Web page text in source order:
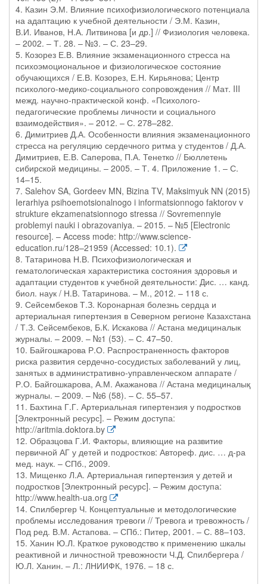
4. Казин Э.М. Влияние психофизиологического потенциала
на адаптацию к учебной деятельности / Э.М. Казин,
В.И. Иванов, Н.А. Литвинова [и др.] // Физиология человека.
– 2002. – Т. 28. – №3. – С. 23–29.
5. Козорез Е.В. Влияние экзаменационного стресса на
психоэмоциональное и физиологическое состояние
обучающихся / Е.В. Козорез, Е.Н. Кирьянова; Центр
психолого-медико-социального сопровождения // Мат. III
межд. научно-практической конф. «Психолого-
педагогические проблемы личности и социального
взаимодействия». – 2012. – С. 278–282.
6. Димитриев Д.А. Особенности влияния экзаменационного
стресса на регуляцию сердечного ритма у студентов / Д.А.
Димитриев, Е.В. Саперова, П.А. Тенетко // Бюллетень
сибирской медицины. – 2005. – Т. 4. Приложение 1. – С.
14–15.
7. Salehov SA, Gordeev MN, Bizina TV, Maksimyuk NN (2015)
Ierarhiya psihoemotsionalnogo i informatsionnogo faktorov v
strukture ekzamenatsionnogo stressa // Sovremennyie
problemyi nauki i obrazovaniya. – 2015. – №5 [Electronic
resource]. – Access mode: http://www.science-
education.ru/128–21959 (Accessed: 10.1).
8. Татаринова Н.В. Психофизиологическая и
гематологическая характеристика состояния здоровья и
адаптации студентов к учебной деятельности: Дис. … канд.
биол. наук / Н.В. Татаринова. – М., 2012. – 118 с.
9. Сейсембеков Т.З. Коронарная болезнь сердца и
артериальная гипертензия в Северном регионе Казахстана
/ Т.З. Сейсембеков, Б.К. Искакова // Астана медициналык
журналы. – 2009. – №1 (53). – С. 47–50.
10. Байгошкарова Р.О. Распространенность факторов
риска развития сердечно-сосудистых заболеваний у лиц,
занятых в административно-управленческом аппарате /
Р.О. Байгошкарова, А.М. Акажанова // Астана медициналық
журналы. – 2009. – №6 (58). – С. 55–57.
11. Бахтина Г.Г. Артериальная гипертензия у подростков
[Электронный ресурс]. – Режим доступа:
http://aritmia.doktora.by
12. Образцова Г.И. Факторы, влияющие на развитие
первичной АГ у детей и подростков: Автореф. дис. … д-ра
мед. наук. – СПб., 2009.
13. Мищенко Л.А. Артериальная гипертензия у детей и
подростков [Электронный ресурс]. – Режим доступа:
http://www.health-ua.org
14. Спилбергер Ч. Концептуальные и методологические
проблемы исследования тревоги // Тревога и тревожность /
Под ред. В.М. Астапова. – СПб.: Питер, 2001. – С. 88–103.
15. Ханин Ю.Л. Краткое руководство к применению шкалы
реактивной и личностной тревожности Ч.Д. Спилбергера /
Ю.Л. Ханин. – Л.: ЛНИИФК, 1976. – 18 с.